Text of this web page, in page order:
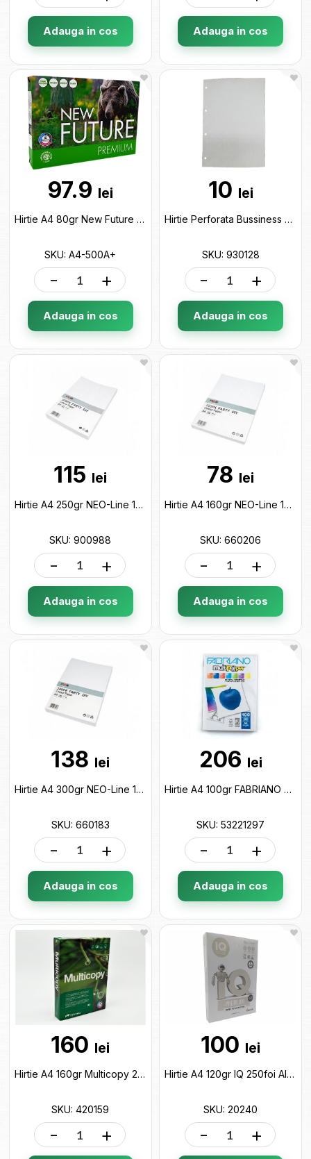
Adauga in cos Adauga in cos
97.9 lei
Hirtie A4 80gr New Future Premium A+ 500foi A4-500A+
SKU: A4-500A+
- +
Adauga in cos
10 lei
Hirtie Perforata Bussiness A4 50foi 930128
SKU: 930128
- +
Adauga in cos
115 lei
Hirtie A4 250gr NEO-Line 100foi Alba,70953 900988
SKU: 900988
- +
Adauga in cos
78 lei
Hirtie A4 160gr NEO-Line 100foi Alba,70951 660206
SKU: 660206
- +
Adauga in cos
138 lei
Hirtie A4 300gr NEO-Line 100foi Alba,70954 660183
SKU: 660183
- +
Adauga in cos
206 lei
Hirtie A4 100gr FABRIANO 500foi (alba) 53221297
SKU: 53221297
- +
Adauga in cos
160 lei
Hirtie A4 160gr Multicopy 250foi Alba 420159
SKU: 420159
- +
100 lei
Hirtie A4 120gr IQ 250foi Alba Premium 20240
SKU: 20240
- +